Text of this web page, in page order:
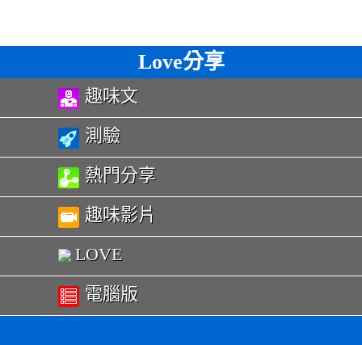
Love分享
趣味文
測驗
熱門分享
趣味影片
LOVE
電腦版